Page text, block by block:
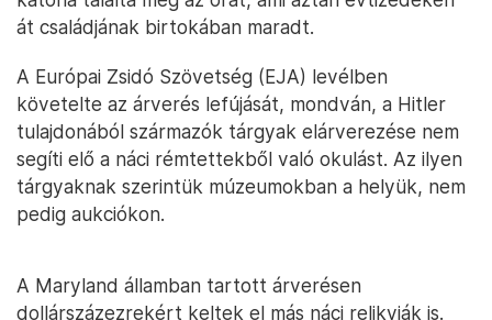
át családjának birtokában maradt.
A Európai Zsidó Szövetség (EJA) levélben
követelte az árverés lefújását, mondván, a Hitler
tulajdonából származók tárgyak elárverezése nem
segíti elő a náci rémtettekből való okulást. Az ilyen
tárgyaknak szerintük múzeumokban a helyük, nem
pedig aukciókon.
A Maryland államban tartott árverésen
dollárszázezrekért keltek el más náci relikviák is.